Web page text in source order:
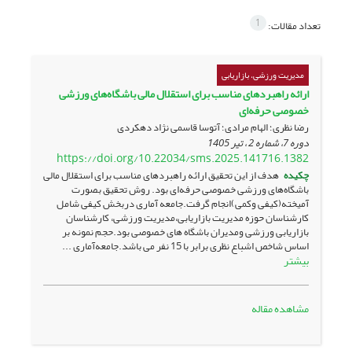
تعداد مقالات: 1
مدیریت ورزشی، بازاریابی
ارائه راهبردهای مناسب برای استقلال مالی باشگاه‌های ورزشی
خصوصی حرفه‌ا‌ی
رضا نظری؛ الهام مرادی؛ آتوسا قاسمی نژاد دهکردی
دوره 7، شماره 2 ، تیر 1405
https://doi.org/10.22034/sms.2025.141716.1382
چکیده هدف از این تحقیق ارائه راهبردهای مناسب برای استقلال مالی
باشگاه‌های ورزشی خصوصی حرفه‌ای بود. روش تحقیق بصورت
آمیخته(کیفی وکمی)انجام گرفت.جامعه آماری دربخش کیفی شامل
کارشناسان حوزه مدیریت بازاریابی،مدیریت ورزشی، کارشناسان
بازاریابی ورزشی ومدیران باشگاه های خصوصی بود.حجم نمونه بر
اساس شاخص اشباع نظری برابر با 15 نفر می باشد.جامعه‌آماری ...
بیشتر
مشاهده مقاله